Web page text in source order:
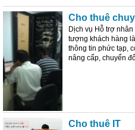
Cho thuê
Dịch vụ Hỗ trợ
tượng khách hàng
thông tin phức tạp,
nâng cấp, chuyển
Cho thuê IT